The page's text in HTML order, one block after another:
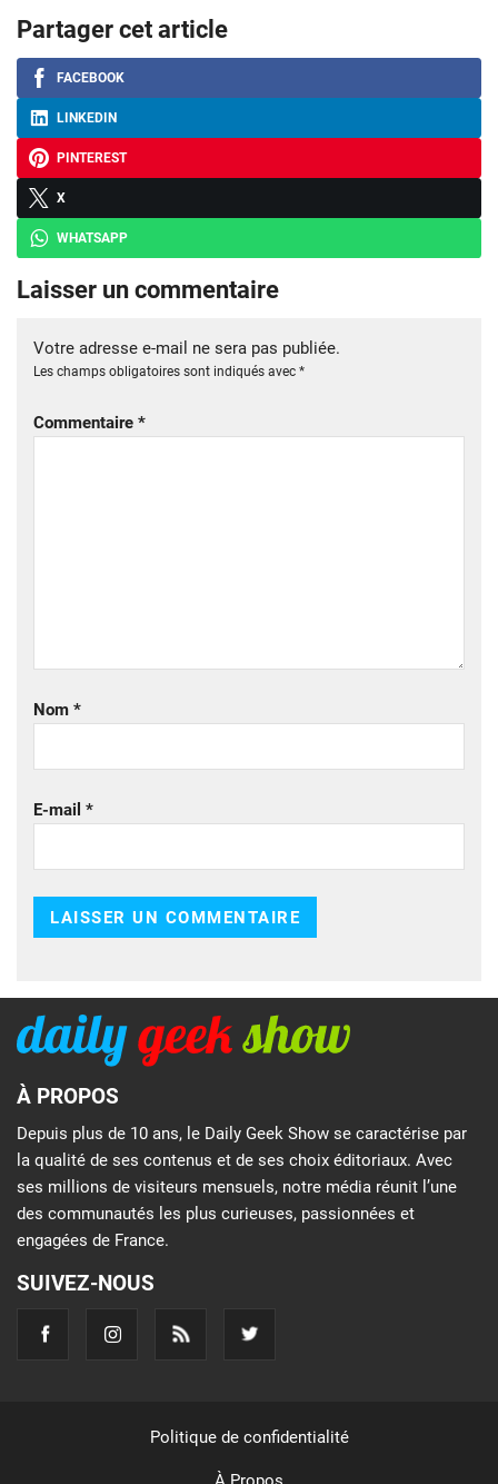
Partager cet article
FACEBOOK
LINKEDIN
PINTEREST
X
WHATSAPP
Laisser un commentaire
Votre adresse e-mail ne sera pas publiée.
Les champs obligatoires sont indiqués avec *
Commentaire *
Nom *
E-mail *
À PROPOS
Depuis plus de 10 ans, le Daily Geek Show se caractérise par
la qualité de ses contenus et de ses choix éditoriaux. Avec
ses millions de visiteurs mensuels, notre média réunit l’une
des communautés les plus curieuses, passionnées et
engagées de France.
SUIVEZ-NOUS
Politique de confidentialité